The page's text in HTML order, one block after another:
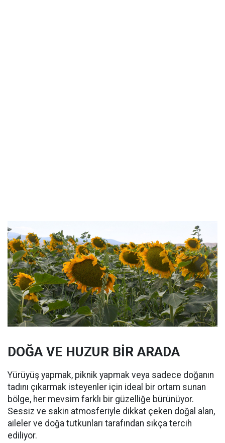
DOĞA VE HUZUR BİR ARADA
Yürüyüş yapmak, piknik yapmak veya sadece doğanın
tadını çıkarmak isteyenler için ideal bir ortam sunan
bölge, her mevsim farklı bir güzelliğe bürünüyor.
Sessiz ve sakin atmosferiyle dikkat çeken doğal alan,
aileler ve doğa tutkunları tarafından sıkça tercih
ediliyor.